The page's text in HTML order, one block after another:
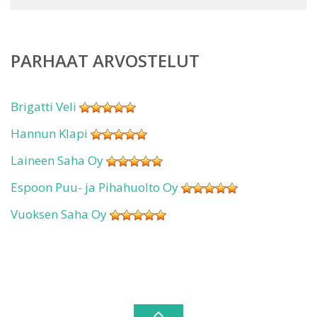
PARHAAT ARVOSTELUT
Brigatti Veli
Hannun Klapi
Laineen Saha Oy
Espoon Puu- ja Pihahuolto Oy
Vuoksen Saha Oy